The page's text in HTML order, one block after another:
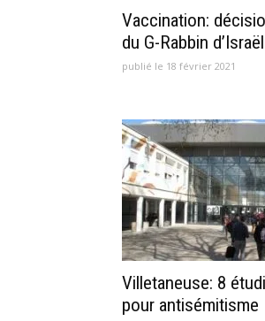
Vaccination:
du G-Rabbin d’Israël
publié le 18 février 2021
Villetaneuse: 8
pour antisémitisme